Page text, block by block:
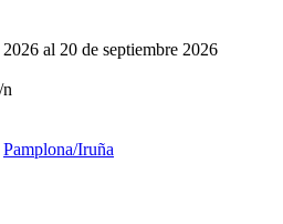
al 20 de septiembre 2026
Pamplona/Iruña